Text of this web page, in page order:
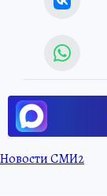
Новости СМИ2